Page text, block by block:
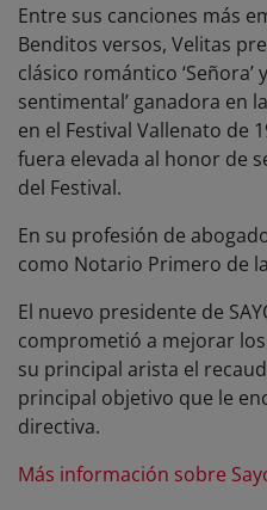
Entre sus canciones más
Benditos versos, Velitas
clásico romántico ‘Señora’
sentimental’ ganadora en
en el Festival Vallenato de
fuera elevada al honor de
del Festival.
En su profesión de
como Notario Primero de
El nuevo presidente de
comprometió a mejorar
su principal arista el
principal objetivo que le
directiva.
Más información sobre